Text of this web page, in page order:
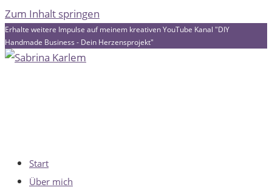
Zum Inhalt springen
Erhalte weitere Impulse auf meinem kreativen YouTube Kanal "DIY
Handmade Business - Dein Herzensprojekt"
Start
Über mich